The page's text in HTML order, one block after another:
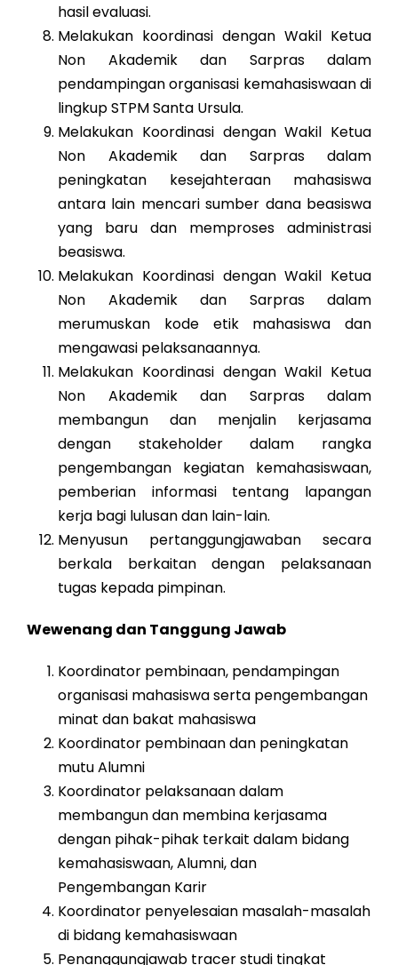
hasil evaluasi.
Melakukan koordinasi dengan Wakil Ketua
Non Akademik dan Sarpras dalam
pendampingan organisasi kemahasiswaan di
lingkup STPM Santa Ursula.
Melakukan Koordinasi dengan Wakil Ketua
Non Akademik dan Sarpras dalam
peningkatan kesejahteraan mahasiswa
antara lain mencari sumber dana beasiswa
yang baru dan memproses administrasi
beasiswa.
Melakukan Koordinasi dengan Wakil Ketua
Non Akademik dan Sarpras dalam
merumuskan kode etik mahasiswa dan
mengawasi pelaksanaannya.
Melakukan Koordinasi dengan Wakil Ketua
Non Akademik dan Sarpras dalam
membangun dan menjalin kerjasama
dengan stakeholder dalam rangka
pengembangan kegiatan kemahasiswaan,
pemberian informasi tentang lapangan
kerja bagi lulusan dan lain-lain.
Menyusun pertanggungjawaban secara
berkala berkaitan dengan pelaksanaan
tugas kepada pimpinan.
Wewenang dan Tanggung Jawab
Koordinator pembinaan, pendampingan
organisasi mahasiswa serta pengembangan
minat dan bakat mahasiswa
Koordinator pembinaan dan peningkatan
mutu Alumni
Koordinator pelaksanaan dalam
membangun dan membina kerjasama
dengan pihak-pihak terkait dalam bidang
kemahasiswaan, Alumni, dan
Pengembangan Karir
Koordinator penyelesaian masalah-masalah
di bidang kemahasiswaan
Penanggungjawab tracer studi tingkat